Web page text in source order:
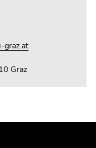
graz.at
Graz